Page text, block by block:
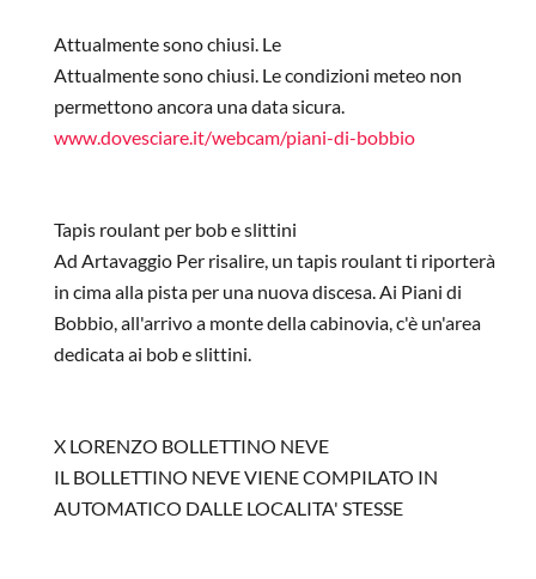
Attualmente sono chiusi. Le
Attualmente sono chiusi. Le condizioni meteo non
permettono ancora una data sicura.
www.dovesciare.it/webcam/piani-di-bobbio
Tapis roulant per bob e slittini
Ad Artavaggio Per risalire, un tapis roulant ti riporterà
in cima alla pista per una nuova discesa. Ai Piani di
Bobbio, all'arrivo a monte della cabinovia, c'è un'area
dedicata ai bob e slittini.
X LORENZO BOLLETTINO NEVE
IL BOLLETTINO NEVE VIENE COMPILATO IN
AUTOMATICO DALLE LOCALITA' STESSE